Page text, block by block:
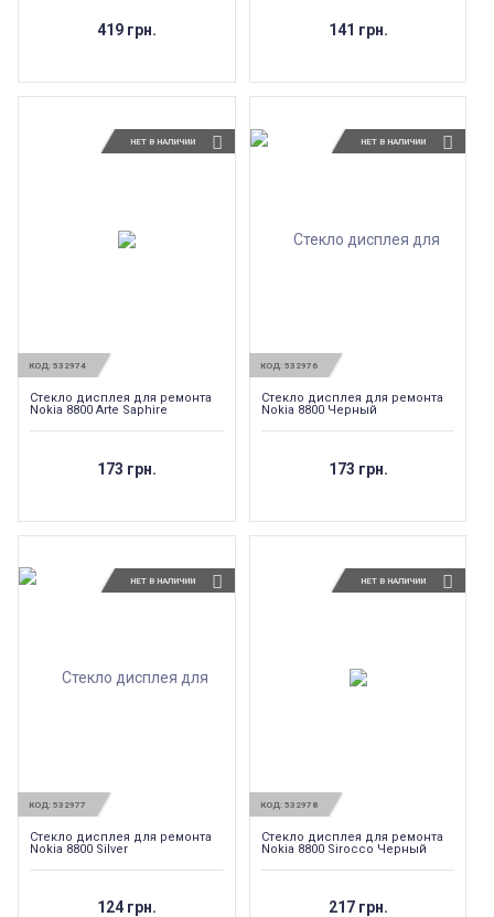
419 грн. 141 грн.
НЕТ В НАЛИЧИИ
КОД: 532974
Стекло дисплея для ремонта
Nokia 8800 Arte Saphire
173 грн.
НЕТ В НАЛИЧИИ
КОД: 532976
Стекло дисплея для ремонта
Nokia 8800 Черный
173 грн.
НЕТ В НАЛИЧИИ
КОД: 532977
Стекло дисплея для ремонта
Nokia 8800 Silver
124 грн.
НЕТ В НАЛИЧИИ
КОД: 532978
Стекло дисплея для ремонта
Nokia 8800 Sirocco Черный
217 грн.